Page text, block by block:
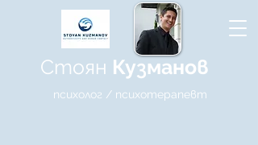
Стоян Кузманов
психолог / психотерапевт